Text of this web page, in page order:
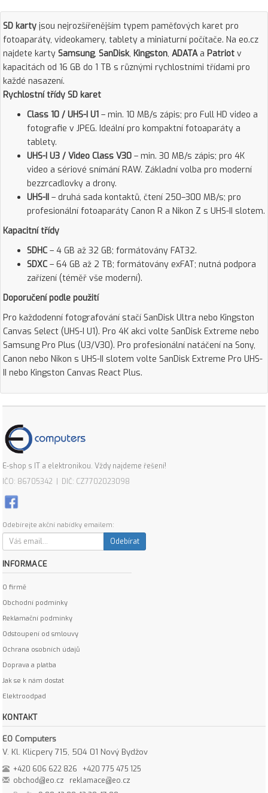
SD karty jsou nejrozšířenějším typem paměťových karet pro
fotoaparáty, videokamery, tablety a miniaturní počítače. Na eo.cz
najdete karty Samsung, SanDisk, Kingston, ADATAa Patriot v
kapacitách od 16 GB do 1 TB s různými rychlostními třídami pro
každé nasazení.
Rychlostní třídy SD karet
Class 10 / UHS-I U1 – min. 10 MB/s zápis; pro Full HD video a
fotografie v JPEG. Ideální pro kompaktní fotoaparáty a
tablety.
UHS-I U3 / Video Class V30 – min. 30 MB/s zápis; pro 4K
video a sériové snímání RAW. Základní volba pro moderní
bezzrcadlovky a drony.
UHS-II – druhá sada kontaktů, čtení 250–300 MB/s; pro
profesionální fotoaparáty Canon R a Nikon Z s UHS-II slotem.
Kapacitní třídy
SDHC – 4 GB až 32 GB; formátovány FAT32.
SDXC – 64 GB až 2 TB; formátovány exFAT; nutná podpora
zařízení (téměř vše moderní).
Doporučení podle použití
Pro každodenní fotografování stačí SanDisk Ultra nebo Kingston
Canvas Select (UHS-I U1). Pro 4K akci volte SanDisk Extreme nebo
Samsung Pro Plus (U3/V30). Pro profesionální natáčení na Sony,
Canon nebo Nikon s UHS-II slotem volte SanDisk Extreme Pro UHS-
II nebo Kingston Canvas React Plus.
E-shop s IT a elektronikou. Vždy najdeme řešení!
IČO: 86705342 | DIČ: CZ7702023098
Odebírejte akční nabídky emailem:
Odebírat
INFORMACE
O firmě
Obchodní podmínky
Reklamační podmínky
Odstoupení od smlouvy
Ochrana osobních údajů
Doprava a platba
Jak se k nám dostat
Elektroodpad
KONTAKT
EO Computers
V. Kl. Klicpery 715, 504 01 Nový Bydžov
+420 606 622 826
+420 775 475 125
obchod@eo.cz
reklamace@eo.cz